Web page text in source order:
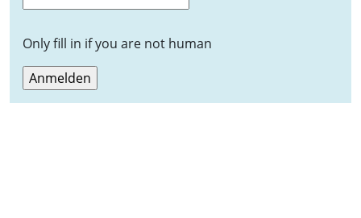
Only fill in if you are not human